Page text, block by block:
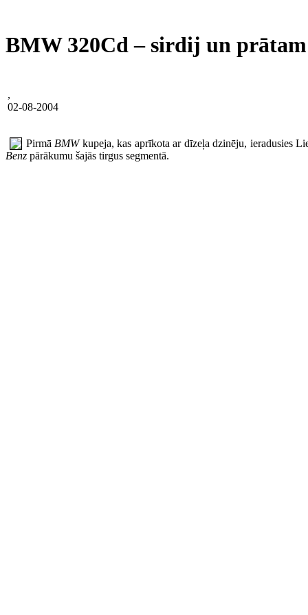
BMW 320Cd – sirdij un prātam
,
02-08-2004
Pirmā BMWkupeja, kas aprīkota ar dīzeļa dzinēju, ieradusies
Benz pārākumu šajās tirgus segmentā.